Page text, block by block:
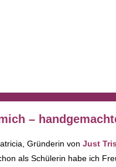
–
Gründerin von Just
als Schülerin habe ich